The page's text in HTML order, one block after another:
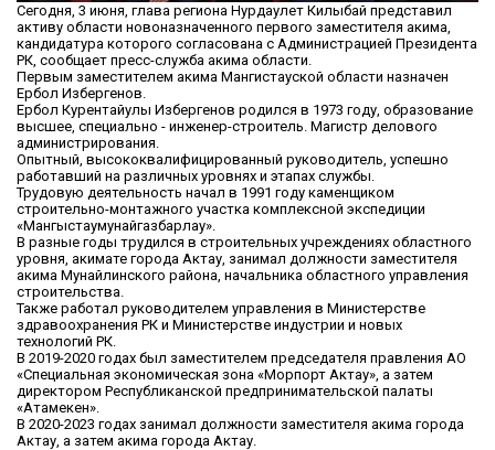
Сегодня, 3 июня, глава региона Нурдаулет Килыбай представил
активу области новоназначенного первого заместителя акима,
кандидатура которого согласована с Администрацией Президента
РК, сообщает пресс-служба акима области.
Первым заместителем акима Мангистауской области назначен
Ербол Избергенов.
Ербол Курентайулы Избергенов родился в 1973 году, образование
высшее, специально - инженер-строитель. Магистр делового
администрирования.
Опытный, высококвалифицированный руководитель, успешно
работавший на различных уровнях и этапах службы.
Трудовую деятельность начал в 1991 году каменщиком
строительно-монтажного участка комплексной экспедиции
«Мангыстаумунайгазбарлау».
В разные годы трудился в строительных учреждениях областного
уровня, акимате города Актау, занимал должности заместителя
акима Мунайлинского района, начальника областного управления
строительства.
Также работал руководителем управления в Министерстве
здравоохранения РК и Министерстве индустрии и новых
технологий РК.
В 2019-2020 годах был заместителем председателя правления АО
«Специальная экономическая зона «Морпорт Актау», а затем
директором Республиканской предпринимательской палаты
«Атамекен».
В 2020-2023 годах занимал должности заместителя акима города
Актау, а затем акима города Актау.